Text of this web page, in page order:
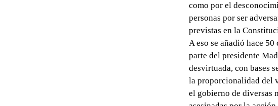
como por el
personas por ser
previstas en la
A eso se añadió hace
parte del presidente
desvirtuada, con bases
la proporcionalidad del
el gobierno de diversas